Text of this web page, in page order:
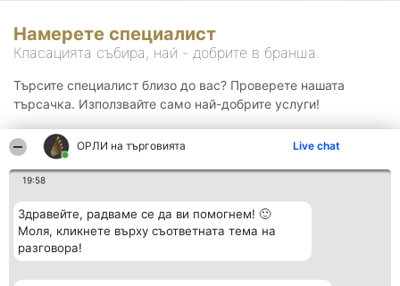
ОРЛИ на търговията Live chat
19:58
Здравейте, радваме се да ви помогнем! 🙂
Моля, кликнете върху съответната тема на
разговора!
Намерете специалист
Класацията събира, най - добрите в бранша.
Търсите специалист близо до вас? Проверете нашата
търсачка. Използвайте само най-добрите услуги!